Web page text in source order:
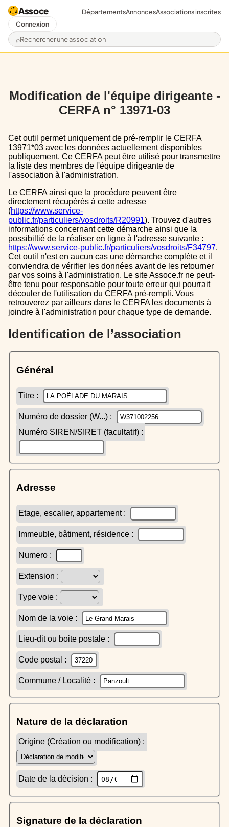
Assoce
Rechercher une association
DépartementsAnnoncesAssociations inscrites
Connexion
Modification de l'équipe dirigeante -
CERFA n° 13971-03
Cet outil permet uniquement de pré-remplir le CERFA
13971*03 avec les données actuellement disponibles
publiquement. Ce CERFA peut être utilisé pour transmettre
la liste des membres de l'équipe dirigeante de
l'association à l'administration.
Le CERFA ainsi que la procédure peuvent être
directement récupérés à cette adresse
(https://www.service-
public.fr/particuliers/vosdroits/R20991). Trouvez d'autres
informations concernant cette démarche ainsi que la
possibiltié de la réaliser en ligne à l'adresse suivante :
https://www.service-public.fr/particuliers/vosdroits/F34797.
Cet outil n'est en aucun cas une démarche complète et il
conviendra de vérifier les données avant de les retourner
par vos soins à l'administration. Le site Assoce.fr ne peut-
être tenu pour responsable pour toute erreur qui pourrait
découler de l'utilisation du CERFA pré-rempli. Vous
retrouverez par ailleurs dans le CERFA les documents à
joindre à l'administration pour chaque type de demande.
Identification de l’association
Général
Titre :
Numéro de dossier (W...) :
Numéro SIREN/SIRET (facultatif) :
Adresse
Etage, escalier, appartement :
Immeuble, bâtiment, résidence :
Numero :
Extension :
Type voie :
Nom de la voie :
Lieu-dit ou boite postale :
Code postal :
Commune / Localité :
Nature de la déclaration
Origine (Création ou modification) :
Date de la décision :
Signature de la déclaration